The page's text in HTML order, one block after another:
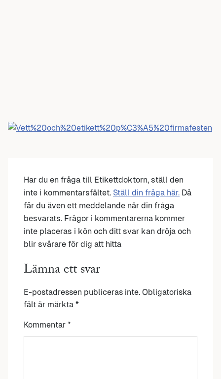
Har du en fråga till Etikettdoktorn, ställ den
inte i kommentarsfältet. Ställ din fråga här. Då
får du även ett meddelande när din fråga
besvarats. Frågor i kommentarerna kommer
inte placeras i kön och ditt svar kan dröja och
blir svårare för dig att hitta
Lämna ett svar
E-postadressen publiceras inte. Obligatoriska
fält är märkta *
Kommentar *